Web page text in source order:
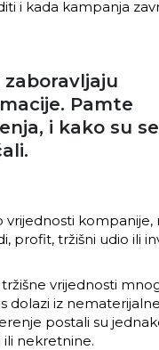
i kada kampanja
zaboravljaju
Pamte
i kako su se
vrijednosti kompanije,
profit, tržišni udio ili
vrijednosti
dolazi iz
postali su
nekretnine.